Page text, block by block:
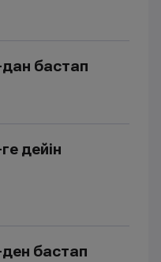
бастап
дейін
бастап